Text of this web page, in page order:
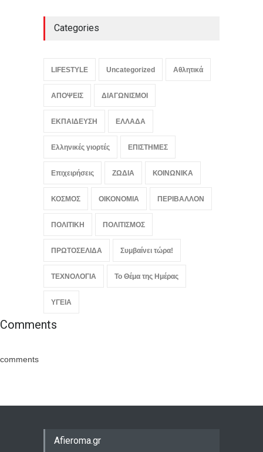
αποδείχθηκε έργο Ρώσων
ΚΟΣΜΟΣ,ΠΟΛΙΤΙΚΗ
Categories
LIFESTYLE Uncategorized Αθλητικά
ΑΠΟΨΕΙΣ ΔΙΑΓΩΝΙΣΜΟΙ
ΕΚΠΑΙΔΕΥΣΗ ΕΛΛΑΔΑ
Ελληνικές γιορτές ΕΠΙΣΤΗΜΕΣ
Επιχειρήσεις ΖΩΔΙΑ ΚΟΙΝΩΝΙΚΑ
ΚΟΣΜΟΣ ΟΙΚΟΝΟΜΙΑ ΠΕΡΙΒΑΛΛΟΝ
ΠΟΛΙΤΙΚΗ ΠΟΛΙΤΙΣΜΟΣ
ΠΡΩΤΟΣΕΛΙΔΑ Συμβαίνει τώρα!
ΤΕΧΝΟΛΟΓΙΑ Το Θέμα της Ημέρας
ΥΓΕΙΑ
Comments
comments
Afieroma.gr